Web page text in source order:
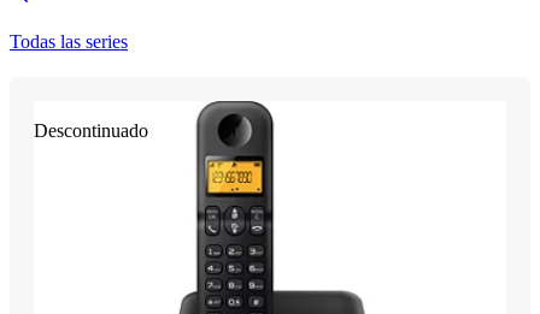
Todas las series
Descontinuado